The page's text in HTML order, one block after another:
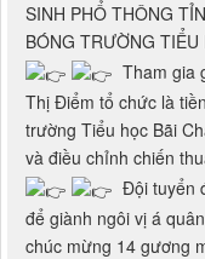
SINH PHỔ THÔNG
BÓNG TRƯỜNG TIỂU
Tham gia
Thị Điểm tổ chức là
trường Tiểu học Bãi
và điều chỉnh chiến
Đội tuyển
để giành ngôi vị á
chúc mừng 14 gương